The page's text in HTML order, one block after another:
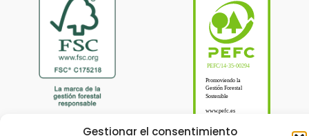
Gestionar el consentimiento